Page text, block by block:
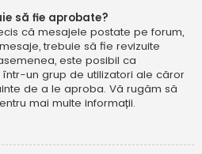
să fie aprobate?
că mesajele postate pe forum,
trebuie să fie revizuite
este posibil ca
un grup de utilizatori ale căror
de a le aproba. Vă rugăm să
mai multe informații.